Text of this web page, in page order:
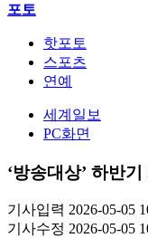
포토
핫포토
스포츠
연예
세계일보
PC화면
‘방송대상’ 하반
기사입력 2026-05-05
기사수정 2026-05-05